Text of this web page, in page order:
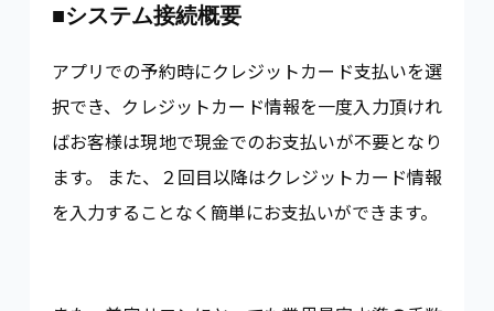
■システム接続概要
アプリでの予約時にクレジットカード支払いを選
択でき、クレジットカード情報を一度入力頂けれ
ばお客様は現地で現金でのお支払いが不要となり
ます。 また、２回目以降はクレジットカード情報
を入力することなく簡単にお支払いができます。